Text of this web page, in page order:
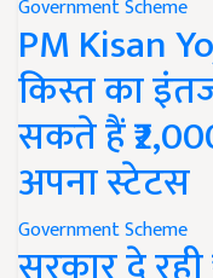
Government Scheme
PM Kisan
किस्त का
सकते हैं
अपना स्टेटस
Government Scheme